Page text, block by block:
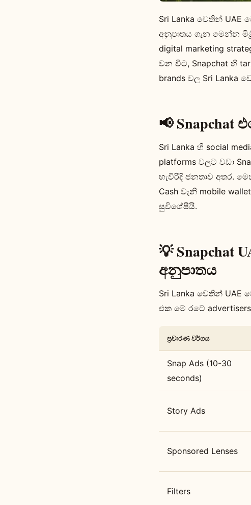
Sri Lanka වෙතින් UAE
අනුපාතය ගැන මෙන්න
digital marketing
වන විට, Snapchat හි
brands වල Sri Lanka
📢
Sri Lanka හි social
platforms වලට වඩා
හැවිරිදි ජනතාව අතර.
Cash වැනි mobile
සුවිශේෂීයි.
💡 Snapchat
අනුපාතය
Sri Lanka වෙතින් UAE
එක මේ රටේ
ප්‍රචාරණ වර්ගය
Snap Ads (10-30
seconds)
Story Ads
Sponsored Lenses
Filters